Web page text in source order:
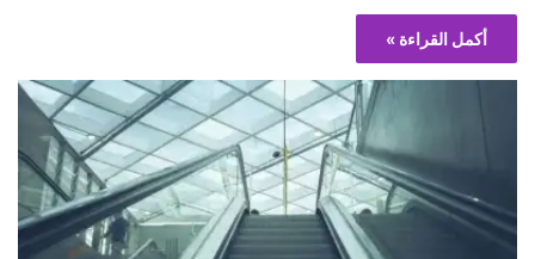
أكمل القراءة »